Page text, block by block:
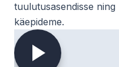
tuulutusasendisse
käepideme.